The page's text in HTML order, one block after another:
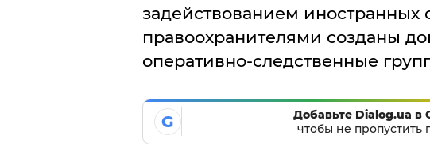
задействованием иностранных
правоохранителями созданы
оперативно-следственные
G
Добавьте Dialog.ua в
чтобы не пропустить